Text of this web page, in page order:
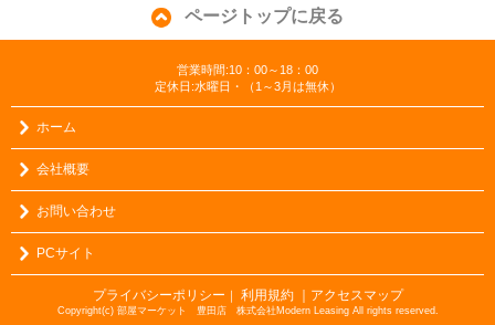
ページトップに戻る
営業時間:10：00～18：00
定休日:水曜日・（1～3月は無休）
ホーム
会社概要
お問い合わせ
PCサイト
プライバシーポリシー ｜ 利用規約 ｜アクセスマップ
Copyright(c) 部屋マーケット 豊田店 株式会社Modern Leasing All rights reserved.